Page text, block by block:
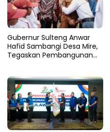
Gubernur Sulteng Anwar
Hafid Sambangi Desa Mire,
Tegaskan Pembangunan